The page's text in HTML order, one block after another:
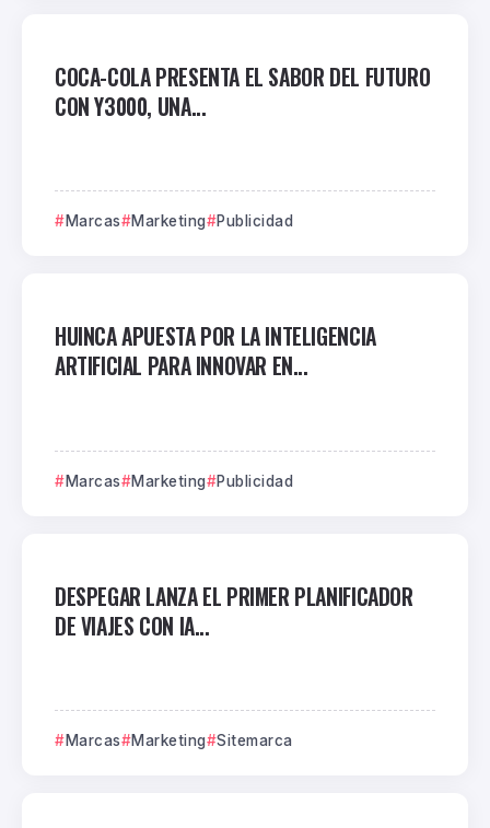
COCA-COLA PRESENTA EL SABOR DEL FUTURO
CON Y3000, UNA...
Marcas Marketing Publicidad
HUINCA APUESTA POR LA INTELIGENCIA
ARTIFICIAL PARA INNOVAR EN...
Marcas Marketing Publicidad
DESPEGAR LANZA EL PRIMER PLANIFICADOR
DE VIAJES CON IA...
Marcas Marketing Sitemarca